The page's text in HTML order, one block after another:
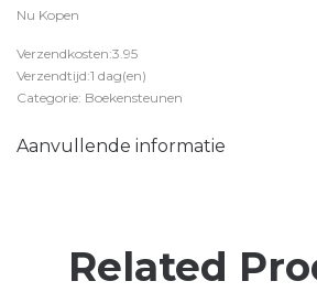
Nu Kopen
Verzendkosten:3.95
Verzendtijd:1 dag(en)
Categorie: Boekensteunen
Aanvullende informatie
Related